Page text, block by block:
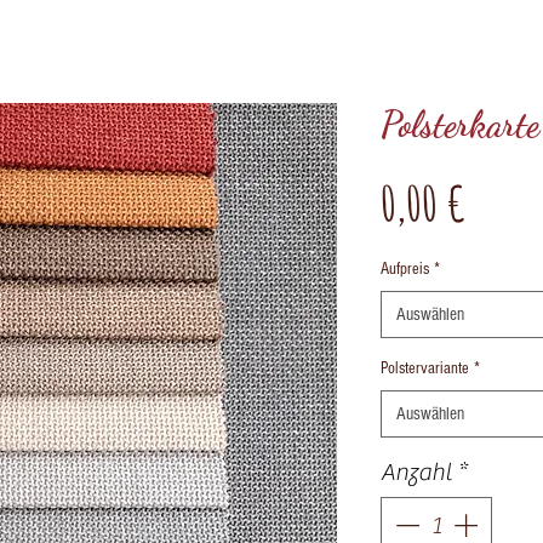
0,00 €
Aufpreis *
Auswählen
Polstervariante *
Auswählen
Anzahl *